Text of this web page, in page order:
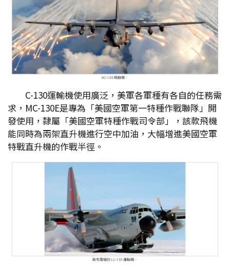
C-130運輸機使用廣泛，美軍各軍種有各自的任務需
求，MC-130E是專為「美國空軍第一特種作戰聯隊」開
發使用，隸屬「美國空軍特種作戰司令部」，該款飛機
能同時為兩架直升機進行空中加油，大幅增進美國空軍
特戰直升機的作戰半徑。